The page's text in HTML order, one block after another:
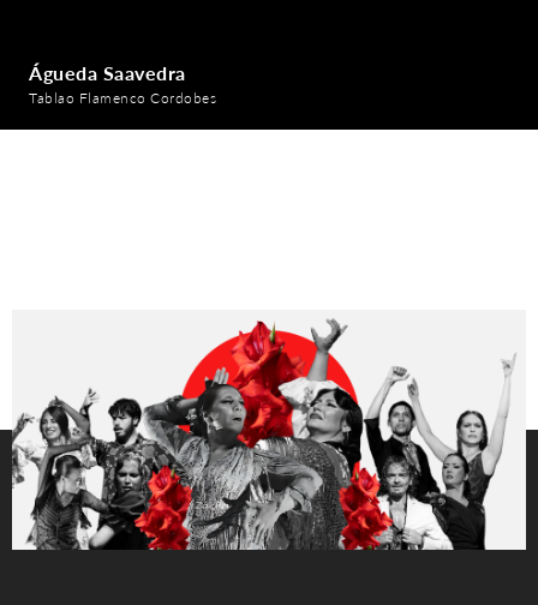
Águeda Saavedra
Tablao Flamenco Cordobes